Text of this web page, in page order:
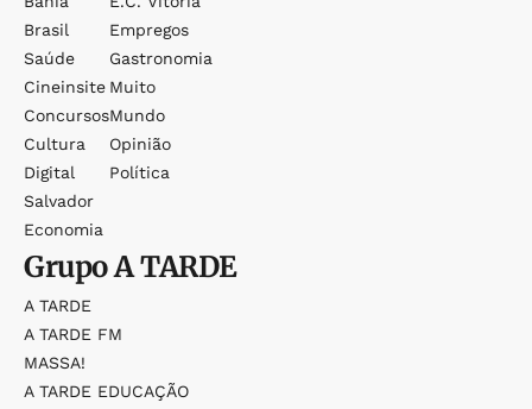
Brasil
Saúde
Cineinsite
Concursos
Cultura
Digital
Salvador
Economia
Empregos
Gastronomia
Muito
Mundo
Opinião
Política
GrupoA TARDE
A TARDE
A TARDE FM
MASSA!
A TARDE EDUCAÇÃO